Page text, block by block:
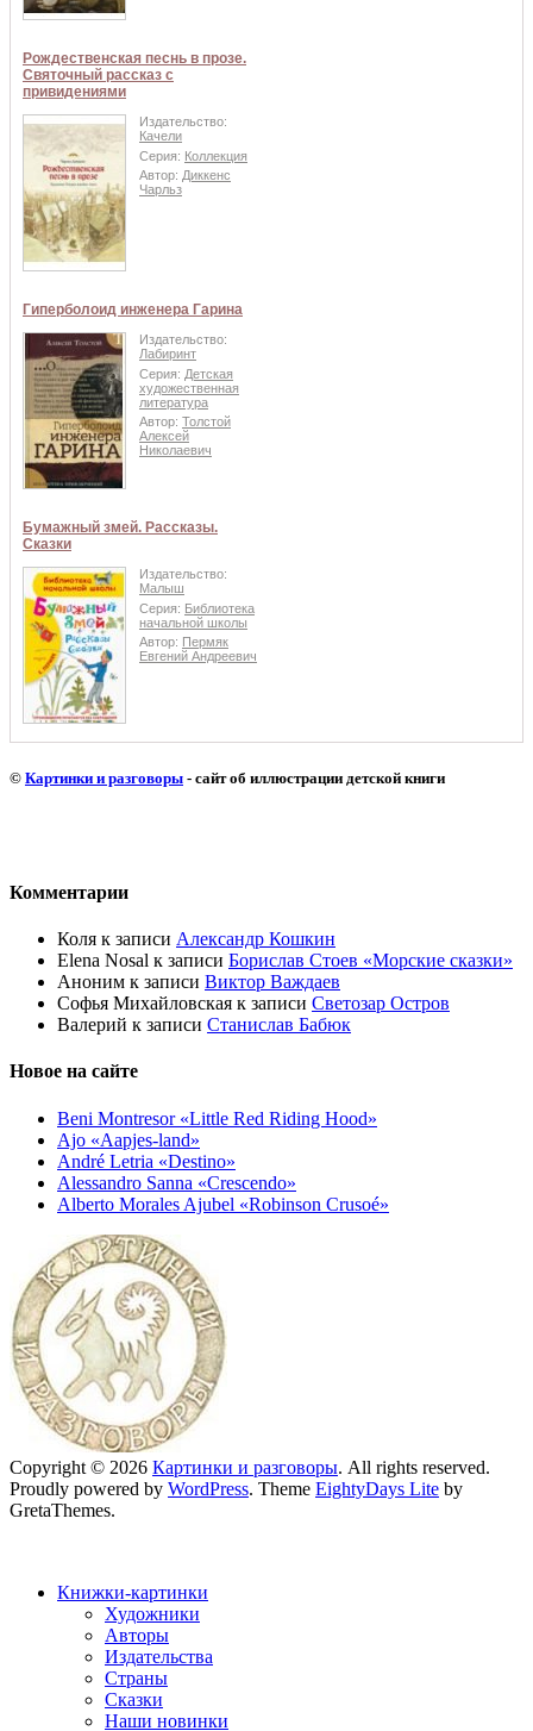
Рождественская песнь в прозе.
Святочный рассказ с
привидениями
Издательство:
Качели
Серия: Коллекция
Автор: Диккенс
Чарльз
Гиперболоид инженера Гарина
Издательство:
Лабиринт
Серия: Детская
художественная
литература
Автор: Толстой
Алексей
Николаевич
Бумажный змей. Рассказы.
Сказки
Издательство:
Малыш
Серия: Библиотека
начальной школы
Автор: Пермяк
Евгений Андреевич
© Картинки и разговоры - сайт об иллюстрации детской книги
Комментарии
Коля к записи Александр Кошкин
Elena Nosal к записи Борислав Стоев «Морские сказки»
Аноним к записи Виктор Важдаев
Софья Михайловская к записи Светозар Остров
Валерий к записи Станислав Бабюк
Новое на сайте
Beni Montresor «Little Red Riding Hood»
Ajo «Aapjes-land»
André Letria «Destino»
Alessandro Sanna «Crescendo»
Alberto Morales Ajubel «Robinson Crusoé»
Copyright © 2026 Картинки и разговоры. All rights reserved.
Proudly powered by WordPress. Theme EightyDays Lite by
GretaThemes.
Книжки-картинки
Художники
Авторы
Издательства
Страны
Сказки
Наши новинки